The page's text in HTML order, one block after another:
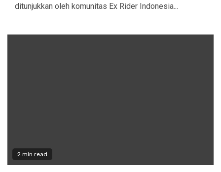
ditunjukkan oleh komunitas Ex Rider Indonesia...
2 min read